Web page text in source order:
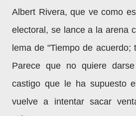
Albert Rivera, que ve como
electoral, se lance a la arena
lema de "Tiempo de acuerdo;
Parece que no quiere
castigo que le ha supuesto
vuelve a intentar sacar